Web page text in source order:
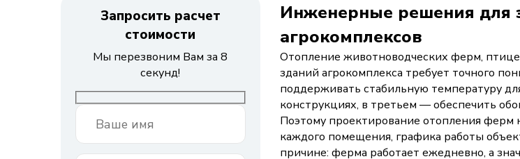
Запросить расчет
стоимости
Мы перезвоним Вам за 8
секунд!
Инженерные решения для
агрокомплексов
Отопление животноводческих ферм,
зданий агрокомплекса требует точного
поддерживать стабильную температуру
конструкциях, в третьем — обеспечить
Поэтому проектирование отопления ферм
каждого помещения, графика работы
причине: ферма работает ежедневно, а